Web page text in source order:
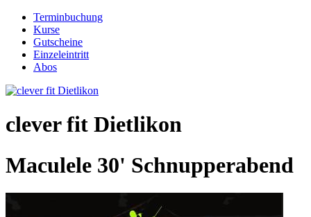
Terminbuchung
Kurse
Gutscheine
Einzeleintritt
Abos
clever fit Dietlikon
Maculele 30' Schnupperabend